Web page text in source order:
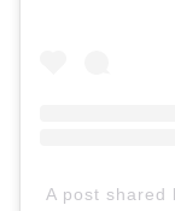
A post shared